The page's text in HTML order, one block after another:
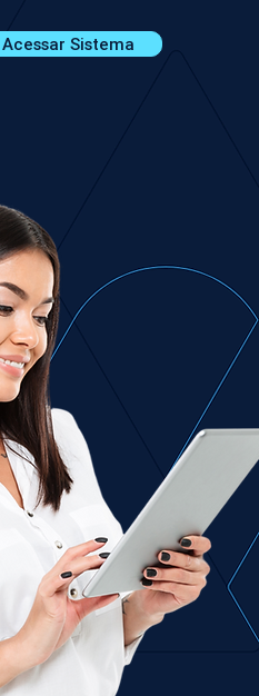
Acessar Sistema